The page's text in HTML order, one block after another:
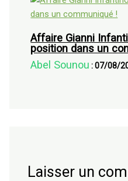
Affaire Gianni
position dans un
Abel Sounou :07/08/
Laisser un